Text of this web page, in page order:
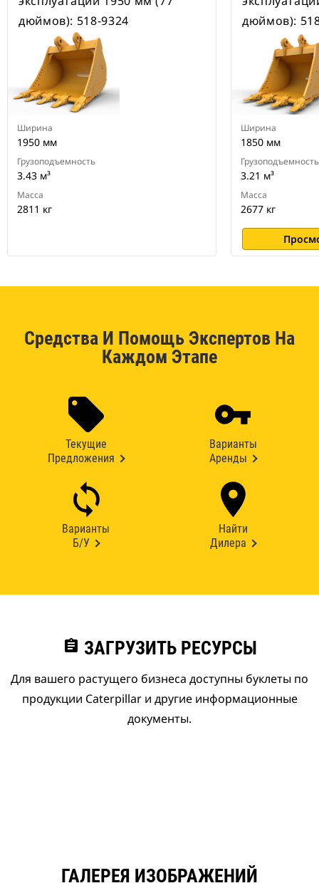
специальные устройства для
быстрой смены навесного
дюймов): 518-9324
Ширина
1950 мм
Грузоподъемность
3.43 м³
Масса
2811 кг
дюймов):
Ширина
1850 мм
Грузоподъемность
3.21 м³
Масса
2677 кг
Средства И Помощь Экспертов На
Каждом Этапе
Текущие
Предложения
Варианты
Аренды
Варианты
Б/У
Найти
Дилера
assignment ЗАГРУЗИТЬ РЕСУРСЫ
Для вашего растущего бизнеса доступны буклеты по
продукции Caterpillar и другие информационные
документы.
ГАЛЕРЕЯ ИЗОБРАЖЕНИЙ